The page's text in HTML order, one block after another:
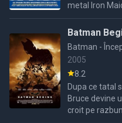
metal Iron
Japonia, SUA,
Batman
Batman -
2005
8.2
Dupa ce tatal
Bruce devine
croit pe